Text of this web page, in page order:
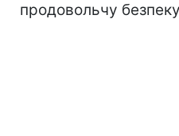
продовольчу